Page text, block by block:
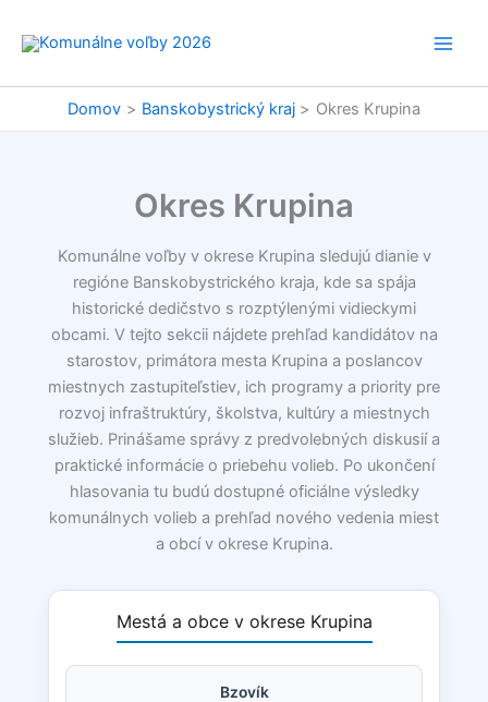
Domov Banskobystrický kraj Okres Krupina
Okres Krupina
Komunálne voľby v okrese Krupina sledujú dianie v
regióne Banskobystrického kraja, kde sa spája
historické dedičstvo s rozptýlenými vidieckymi
obcami. V tejto sekcii nájdete prehľad kandidátov na
starostov, primátora mesta Krupina a poslancov
miestnych zastupiteľstiev, ich programy a priority pre
rozvoj infraštruktúry, školstva, kultúry a miestnych
služieb. Prinášame správy z predvolebných diskusií a
praktické informácie o priebehu volieb. Po ukončení
hlasovania tu budú dostupné oficiálne výsledky
komunálnych volieb a prehľad nového vedenia miest
a obcí v okrese Krupina.
Mestá a obce v okrese Krupina
Bzovík